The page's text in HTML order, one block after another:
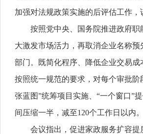
加强对法规政策实施的后评估工作
按照党中央、国务院推进政府
大激发市场活力，再取消企业名称
部门。既简化程序、降低企业交易
按照统一规范的要求，对每个审批
张蓝图”统筹项目实施、“一个窗口”
间压缩一半，减至120个工作日以内。
会议指出，促进家政服务扩容